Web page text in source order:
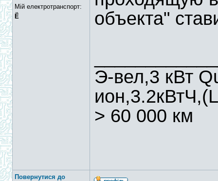
Мій електротранспорт:
Ё
объекта"
Э-вел,3 кВт
> 60 000 км
Повернутися до